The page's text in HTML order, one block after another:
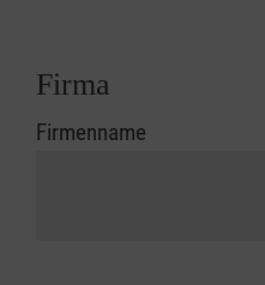
Firma
Firmenname